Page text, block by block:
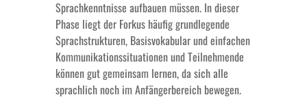
Sprachkenntnisse aufbauen müssen. In dieser
Phase liegt der Forkus häufig grundlegende
Sprachstrukturen, Basisvokabular und einfachen
Kommunikationssituationen und Teilnehmende
können gut gemeinsam lernen, da sich alle
sprachlich noch im Anfängerbereich bewegen.